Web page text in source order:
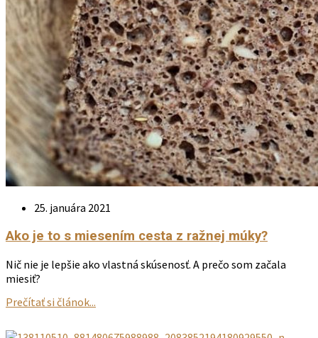
25. januára 2021
Ako je to s miesením cesta z ražnej múky?
Nič nie je lepšie ako vlastná skúsenosť. A prečo som začala
miesiť?
Prečítať si článok...